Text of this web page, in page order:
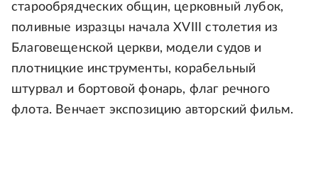
старообрядческих общин, церковный лубок,
поливные изразцы начала XVIII столетия из
Благовещенской церкви, модели судов и
плотницкие инструменты, корабельный
штурвал и бортовой фонарь, флаг речного
флота. Венчает экспозицию авторский фильм.